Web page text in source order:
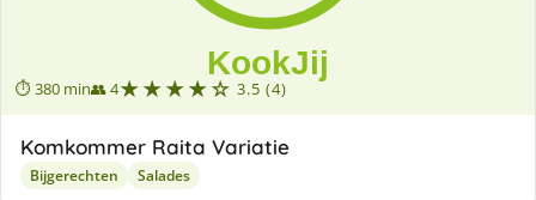
⏱ 380 min👥 4★★★★☆ 3.5 (4)
Komkommer Raita Variatie
Bijgerechten Salades